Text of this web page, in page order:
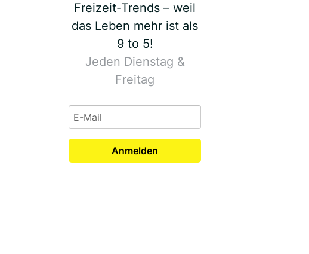
Freizeit-Trends – weil
das Leben mehr ist als
9 to 5!
Jeden Dienstag &
Freitag
Anmelden